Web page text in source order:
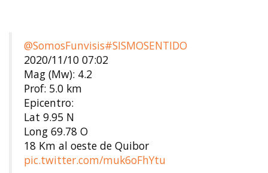
@SomosFunvisis#SISMOSENTIDO
2020/11/10 07:02
Mag (Mw): 4.2
Prof: 5.0 km
Epicentro:
Lat 9.95 N
Long 69.78 O
18 Km al oeste de Quibor
pic.twitter.com/muk6oFhYtu